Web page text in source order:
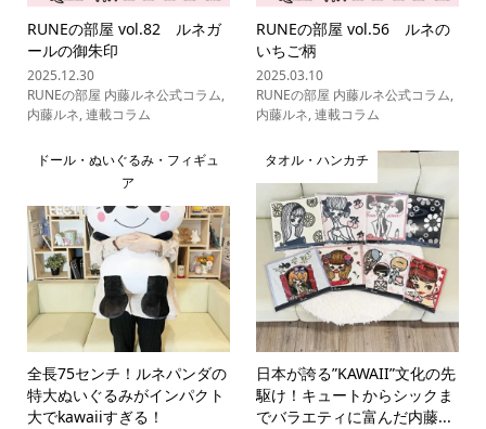
RUNEの部屋 vol.82 ルネガ
ールの御朱印
2025.12.30
RUNEの部屋 内藤ルネ公式コラム,
内藤ルネ,連載コラム
RUNEの部屋 vol.56 ルネの
いちご柄
2025.03.10
RUNEの部屋 内藤ルネ公式コラム,
内藤ルネ,連載コラム
ドール・ぬいぐるみ・フィギュ
ア
全長75センチ！ルネパンダの
特大ぬいぐるみがインパクト
大でkawaiiすぎる！
タオル・ハンカチ
日本が誇る”KAWAII”文化の先
駆け！キュートからシックま
でバラエティに富んだ内藤...